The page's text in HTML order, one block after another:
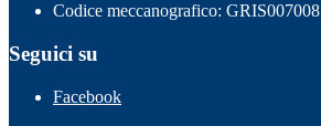
Codice meccanografico: GRIS007008
Seguici su
Facebook